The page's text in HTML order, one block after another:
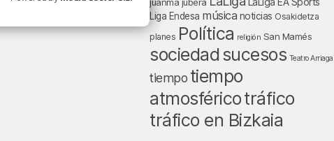
Liga Endesa música noticias Osakidetza
planes Política religión San Mamés
sociedad sucesos Teatro Arriaga
tiempo tiempo
atmosféricotráfico
tráfico en Bizkaia